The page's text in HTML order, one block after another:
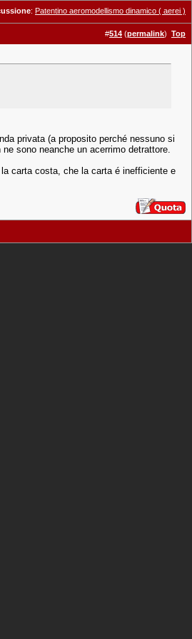
: Patentino aeromodellismo dinamico ( aerei )
#514 (permalink) Top
privata (a proposito perché nessuno si
sono neanche un acerrimo detrattore.
carta costa, che la carta é inefficiente e